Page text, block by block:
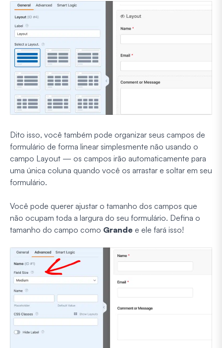
Dito isso, você também pode organizar seus campos de
formulário de forma linear simplesmente não usando o
campo Layout — os campos irão automaticamente para
uma única coluna quando você os arrastar e soltar em seu
formulário.
Você pode querer ajustar o tamanho dos campos que
não ocupam toda a largura do seu formulário. Defina o
tamanho do campo como Grande e ele fará isso!